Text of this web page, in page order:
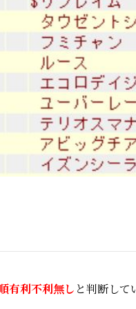
有利不利無し と判断して